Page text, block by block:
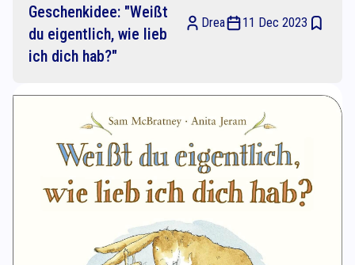
Geschenkidee: "Weißt
du eigentlich, wie lieb
ich dich hab?"
Drea 11 Dec 2023